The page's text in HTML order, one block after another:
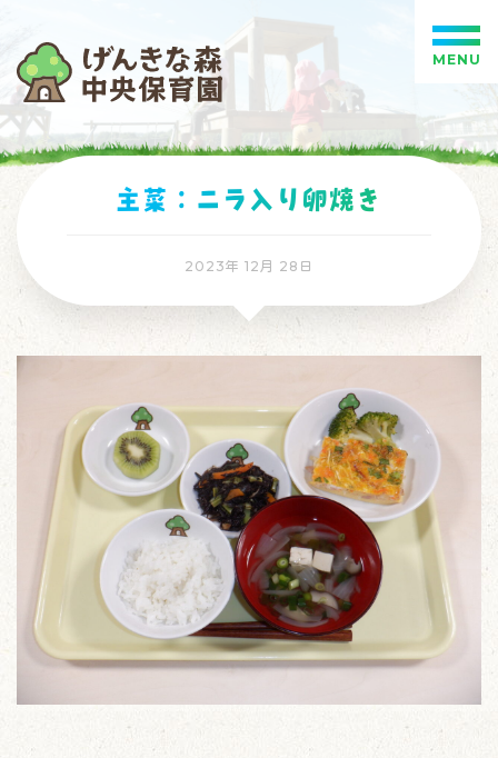
主菜：ニラ入り卵焼き
2023年 12月 28日
MENU